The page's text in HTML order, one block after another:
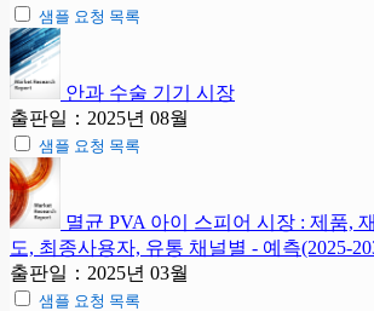
샘플 요청 목록
안과 수술 기기 시장
출판일：2025년 08월
샘플 요청 목록
멸균 PVA 아이 스피어 시장 : 제품,
도, 최종사용자, 유통 채널별 - 예측(2025-
출판일：2025년 03월
샘플 요청 목록